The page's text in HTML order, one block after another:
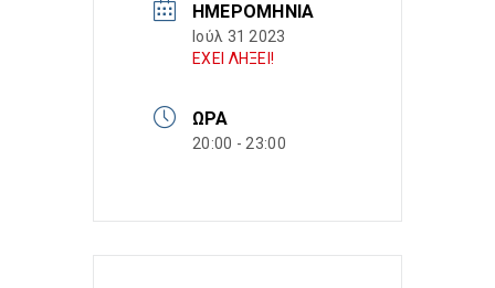
ΗΜΕΡΟΜΗΝΊΑ
Ιούλ 31 2023
ΕΧΕΙ ΛΗΞΕΙ!
ΏΡΑ
20:00 - 23:00